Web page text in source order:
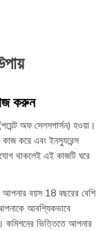
করুন
অফ সেলসপার্সন) হওয়া।
কাজ করে এবং ইনস্যুরেন্স
থাকলেই এই কাজটি ঘরে
আপনার বয়স 18 বছরের বেশি
আবশ্যিকভাবে
ভিত্তিতে আপনার